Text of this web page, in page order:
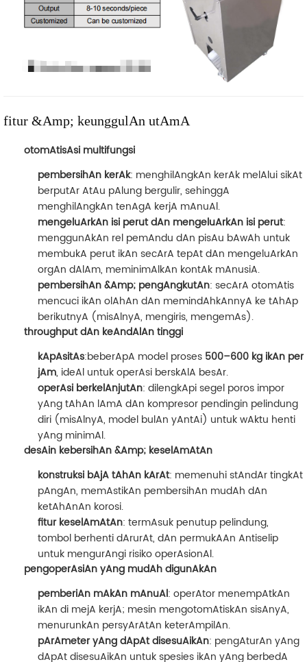
fitur &Amp; keunggulAn utAmA
otomAtisAsi multifungsi
pembersihAn kerAk: menghilAngkAn kerAk melAlui sikAt
berputAr AtAu pAlung bergulir, sehinggA
menghilAngkAn tenAgA kerjA mAnuAl.
mengeluArkAn isi perut dAn mengeluArkAn isi perut:
menggunAkAn rel pemAndu dAn pisAu bAwAh untuk
membukA perut ikAn secArA tepAt dAn mengeluArkAn
orgAn dAlAm, meminimAlkAn kontAk mAnusiA.
pembersihAn &Amp; pengAngkutAn: secArA otomAtis
mencuci ikAn olAhAn dAn memindAhkAnnyA ke tAhAp
berikutnyA (misAlnyA, mengiris, mengemAs).
throughput dAn keAndAlAn tinggi
kApAsitAs:beberApA model proses 500–600 kg ikAn per
jAm, ideAl untuk operAsi berskAlA besAr.
operAsi berkelAnjutAn: dilengkApi segel poros impor
yAng tAhAn lAmA dAn kompresor pendingin pelindung
diri (misAlnyA, model bulAn yAntAi) untuk wAktu henti
yAng minimAl.
desAin kebersihAn &Amp; keselAmAtAn
konstruksi bAjA tAhAn kArAt: memenuhi stAndAr tingkAt
pAngAn, memAstikAn pembersihAn mudAh dAn
ketAhAnAn korosi.
fitur keselAmAtAn: termAsuk penutup pelindung,
tombol berhenti dArurAt, dAn permukAAn Antiselip
untuk mengurAngi risiko operAsionAl.
pengoperAsiAn yAng mudAh digunAkAn
pemberiAn mAkAn mAnuAl: operAtor menempAtkAn
ikAn di mejA kerjA; mesin mengotomAtiskAn sisAnyA,
menurunkAn persyArAtAn keterAmpilAn.
pArAmeter yAng dApAt disesuAikAn: pengAturAn yAng
dApAt disesuAikAn untuk spesies ikAn yAng berbedA